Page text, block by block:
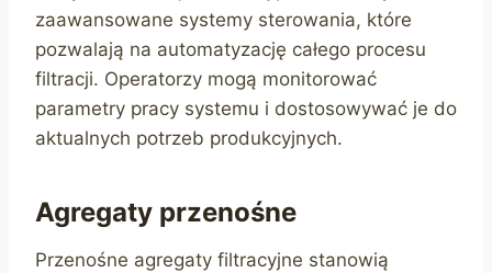
zaawansowane systemy sterowania, które
pozwalają na automatyzację całego procesu
filtracji. Operatorzy mogą monitorować
parametry pracy systemu i dostosowywać je do
aktualnych potrzeb produkcyjnych.
Agregaty przenośne
Przenośne agregaty filtracyjne stanowią